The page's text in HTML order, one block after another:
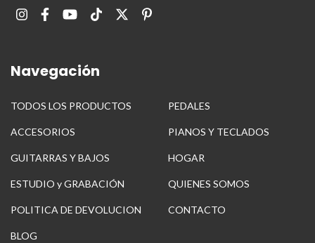
Navegación
TODOS LOS PRODUCTOS PEDALES
ACCESORIOS PIANOS Y TECLADOS
GUITARRAS Y BAJOS HOGAR
ESTUDIO y GRABACIÓN QUIENES SOMOS
POLITICA DE DEVOLUCION CONTACTO
BLOG